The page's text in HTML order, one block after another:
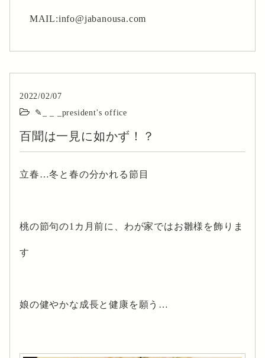
MAIL:info@jabanousa.com
2022/02/07
✎_ _ _president's office
百聞は一見に如かず！？
立春…冬と春の分かれる節目
桃の節句の1カ月前に、わが家ではお雛様を飾りま
す
娘の健やかな成長と健康を願う…